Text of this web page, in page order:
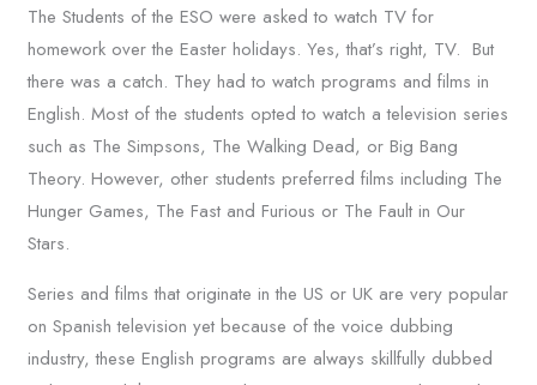
The Students of the ESO were asked to watch TV for
homework over the Easter holidays. Yes, that’s right, TV. But
there was a catch. They had to watch programs and films in
English. Most of the students opted to watch a television series
such as The Simpsons, The Walking Dead, or Big Bang
Theory. However, other students preferred films including The
Hunger Games, The Fast and Furious or The Fault in Our
Stars.
Series and films that originate in the US or UK are very popular
on Spanish television yet because of the voice dubbing
industry, these English programs are always skillfully dubbed